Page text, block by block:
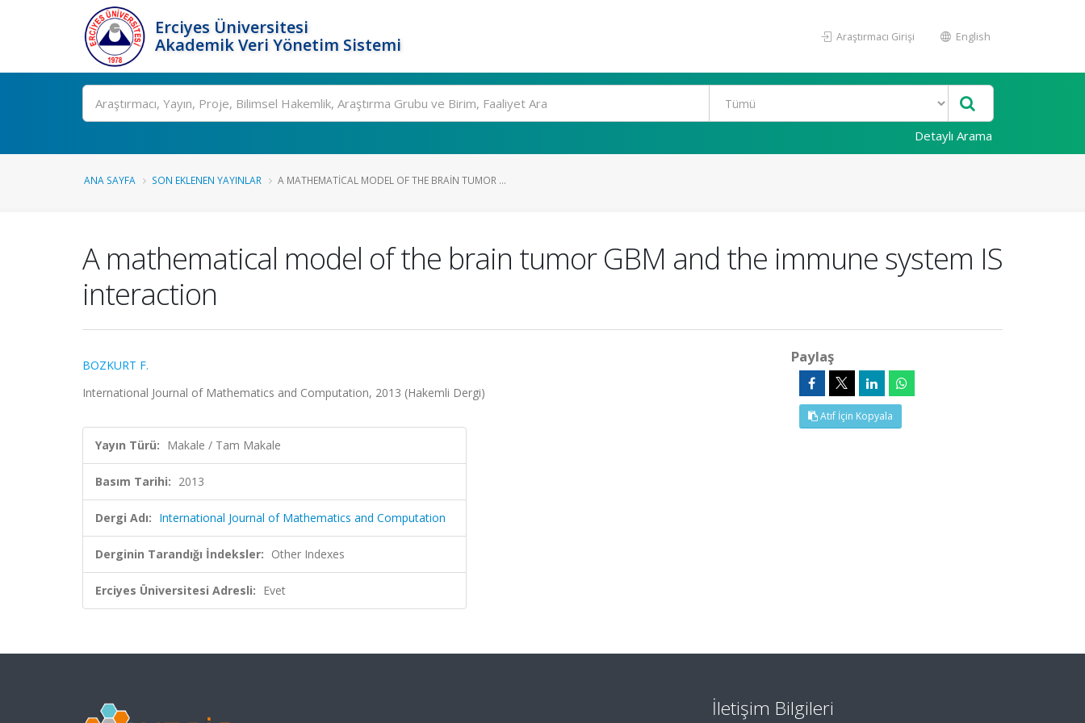
Erciyes Üniversitesi
Akademik Veri Yönetim Sistemi
Araştırmacı Girişi English
Ara
Detaylı Arama
ANA SAYFA SON EKLENEN YAYINLAR A MATHEMATICAL MODEL OF THE BRAIN TUMOR ...
A mathematical model of the brain tumor GBM and the immune system IS
interaction
BOZKURT F.
International Journal of Mathematics and Computation, 2013 (Hakemli Dergi)
Yayın Türü: Makale / Tam Makale
Basım Tarihi: 2013
Dergi Adı: International Journal of Mathematics and Computation
Derginin Tarandığı İndeksler: Other Indexes
Erciyes Üniversitesi Adresli: Evet
Paylaş
Atıf İçin Kopyala
İletişim Bilgileri